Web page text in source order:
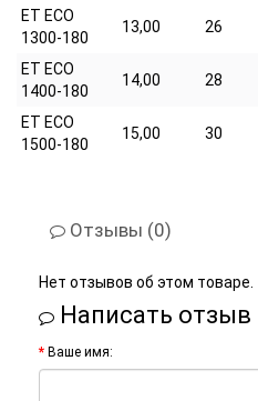
ET ECO
1300-180
13,00 26
ET ECO
1400-180
14,00 28
ET ECO
1500-180
15,00 30
Отзывы (0)
Нет отзывов об этом товаре.
Написать отзыв
Ваше имя: